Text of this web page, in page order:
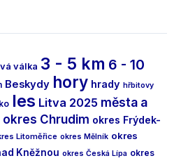
válka 3 - 5 km 6 - 10
Beskydy hory hrady hřbitovy
les Litva 2025 města a
okres Chrudim okres Frýdek-
Litoměřice okres Mělník okres
Kněžnou okres Česká Lípa okres